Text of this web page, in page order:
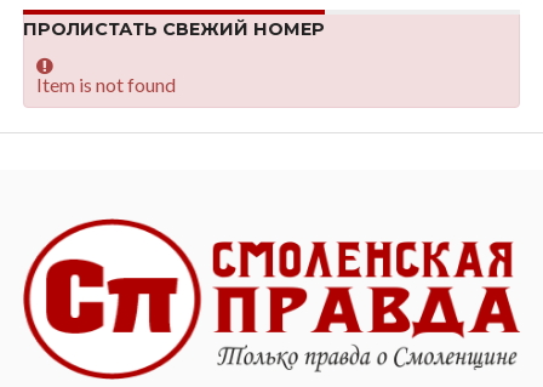
ПРОЛИСТАТЬ СВЕЖИЙ НОМЕР
Item is not found